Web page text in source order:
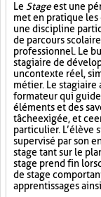
Le Stageest une
met en pratique les
une discipline
de parcours
professionnel. Le
stagiaire de
un contexte réel,
métier. Le stagiaire
formateur qui
éléments et des
tâche exigée, et ce
particulier. L’élève
supervisé par son
stage tant sur le
stage prend fin
de stage
apprentissages